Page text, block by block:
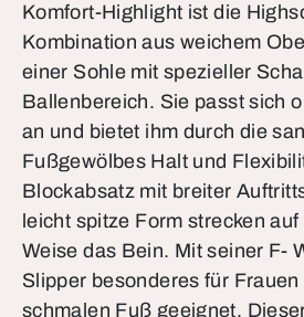
Komfort-Highlight ist die
Kombination aus weichem
einer Sohle mit spezieller
Ballenbereich. Sie passt sich
an und bietet ihm durch die
Fußgewölbes Halt und
Blockabsatz mit breiter
leicht spitze Form strecken
Weise das Bein. Mit seiner F-
Slipper besonderes für
schmalen Fuß geeignet.